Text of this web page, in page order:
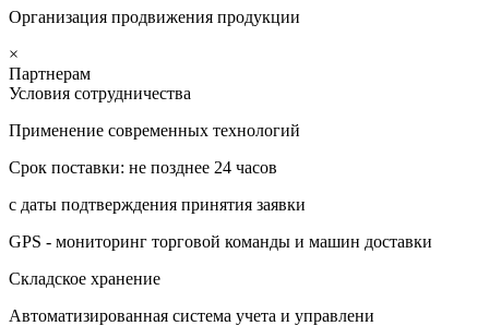
Организация продвижения продукции
×
Партнерам
Условия сотрудничества
Применение современных технологий
Срок поставки: не позднее 24 часов
с даты подтверждения принятия заявки
GPS - мониторинг торговой команды и машин доставки
Складское хранение
Автоматизированная система учета и управлени